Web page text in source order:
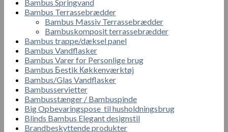
Bambus Springvand
Bambus Terrassebrædder
Bambus Massiv Terrassebrædder
Bambuskomposit terrassebrædder
Bambus trappe/dæksel panel
Bambus Vandflasker
Bambus Varer for Personlige brug
Bambus Бestik Кøkkenværktøj
Bambus/Glas Vandflasker
Bambusservietter
Bambusstænger / Bambuspinde
Big Opbevaringspose til husholdningsbrug
Blinds Bambus Elegant designstil
Brandbeskyttende produkter